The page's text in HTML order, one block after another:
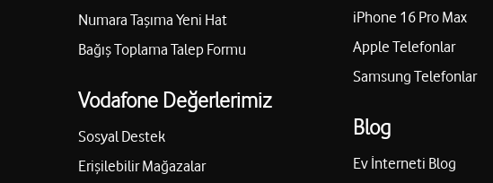
Numara Taşıma Yeni Hat
Bağış Toplama Talep Formu
Vodafone Değerlerimiz
Sosyal Destek
Erişilebilir Mağazalar
iPhone 16 Pro Max
Apple Telefonlar
Samsung Telefonlar
Blog
Ev İnterneti Blog